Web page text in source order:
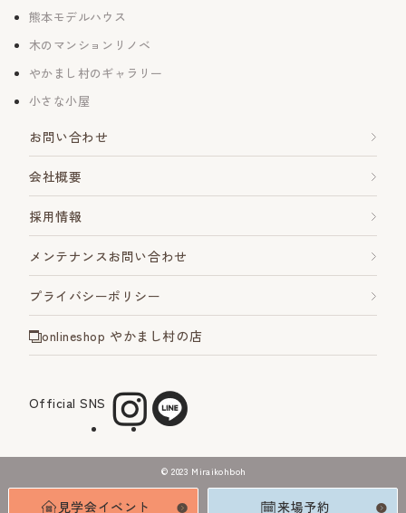
熊本モデルハウス
木のマンションリノベ
やかまし村のギャラリー
小さな小屋
お問い合わせ
会社概要
採用情報
メンテナンスお問い合わせ
プライバシーポリシー
onlineshop やかまし村の店
Official SNS
©︎ 2023 Miraikohboh
見学会イベント 来場予約